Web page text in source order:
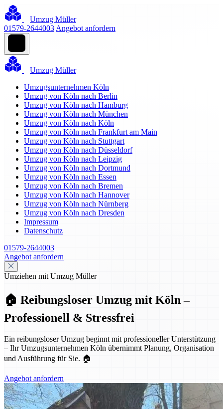
Umzug Müller
01579-2644003 Angebot anfordern
Umzug Müller
Umzugsunternehmen Köln
Umzug von Köln nach Berlin
Umzug von Köln nach Hamburg
Umzug von Köln nach München
Umzug von Köln nach Köln
Umzug von Köln nach Frankfurt am Main
Umzug von Köln nach Stuttgart
Umzug von Köln nach Düsseldorf
Umzug von Köln nach Leipzig
Umzug von Köln nach Dortmund
Umzug von Köln nach Essen
Umzug von Köln nach Bremen
Umzug von Köln nach Hannover
Umzug von Köln nach Nürnberg
Umzug von Köln nach Dresden
Impressum
Datenschutz
01579-2644003
Angebot anfordern
Umziehen mit Umzug Müller
🏠 Reibungsloser Umzug mit Köln –
Professionell & Stressfrei
Ein reibungsloser Umzug beginnt mit professioneller Unterstützung
– Ihr Umzugsunternehmen Köln übernimmt Planung, Organisation
und Ausführung für Sie. 🏠
Angebot anfordern